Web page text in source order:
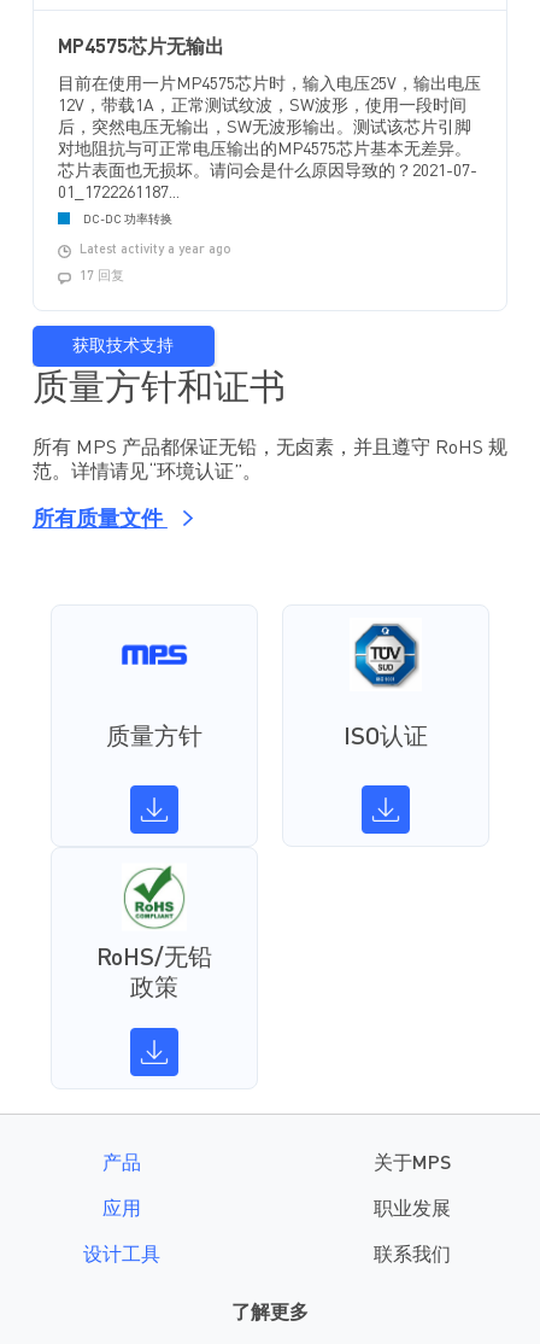
MP4575芯片无输出
目前在使用一片MP4575芯片时，输入电压25V，输出电压
12V，带载1A，正常测试纹波，SW波形，使用一段时间
后，突然电压无输出，SW无波形输出。测试该芯片引脚
对地阻抗与可正常电压输出的MP4575芯片基本无差异。
芯片表面也无损坏。请问会是什么原因导致的？2021-07-
01_1722261187...
DC-DC 功率转换
Latest activity a year ago
17 回复
获取技术支持
质量方针和证书
所有 MPS 产品都保证无铅，无卤素，并且遵守 RoHS 规
范。详情请见“环境认证”。
所有质量文件
质量方针 ISO认证
RoHS/无铅
政策
产品
应用
设计工具
关于MPS
职业发展
联系我们
了解更多